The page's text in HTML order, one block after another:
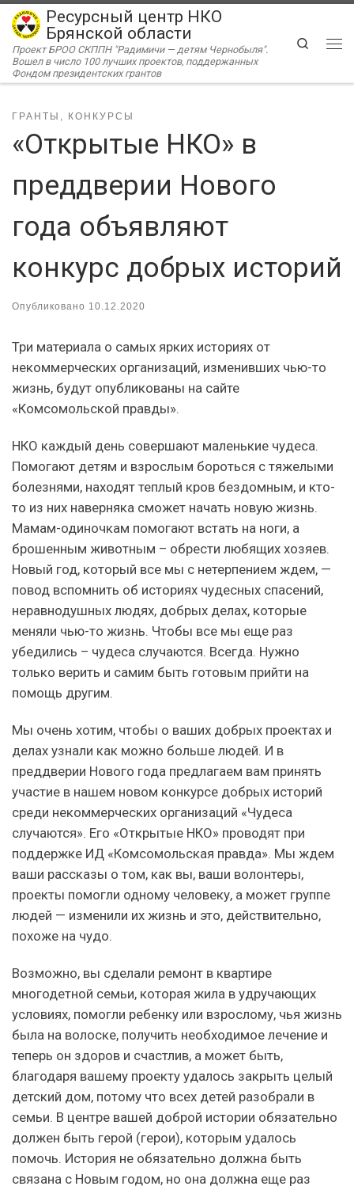
Перейти к содержимому
Ресурсный центр НКО
Брянской области
Проект БРОО СКППН "Радимичи — детям Чернобыля".
Вошел в число 100 лучших проектов, поддержанных
Фондом президентских грантов
Search
ГРАНТЫ, КОНКУРСЫ
«Открытые НКО» в
преддверии Нового
года объявляют
конкурс добрых историй
Опубликовано 10.12.2020
Три материала о самых ярких историях от
некоммерческих организаций, изменивших чью-то
жизнь, будут опубликованы на сайте
«Комсомольской правды».
НКО каждый день совершают маленькие чудеса.
Помогают детям и взрослым бороться с тяжелыми
болезнями, находят теплый кров бездомным, и кто-
то из них наверняка сможет начать новую жизнь.
Мамам-одиночкам помогают встать на ноги, а
брошенным животным – обрести любящих хозяев.
Новый год, который все мы с нетерпением ждем, —
повод вспомнить об историях чудесных спасений,
неравнодушных людях, добрых делах, которые
меняли чью-то жизнь. Чтобы все мы еще раз
убедились – чудеса случаются. Всегда. Нужно
только верить и самим быть готовым прийти на
помощь другим.
Мы очень хотим, чтобы о ваших добрых проектах и
делах узнали как можно больше людей. И в
преддверии Нового года предлагаем вам принять
участие в нашем новом конкурсе добрых историй
среди некоммерческих организаций «Чудеса
случаются». Его «Открытые НКО» проводят при
поддержке ИД «Комсомольская правда». Мы ждем
ваши рассказы о том, как вы, ваши волонтеры,
проекты помогли одному человеку, а может группе
людей — изменили их жизнь и это, действительно,
похоже на чудо.
Возможно, вы сделали ремонт в квартире
многодетной семьи, которая жила в удручающих
условиях, помогли ребенку или взрослому, чья жизнь
была на волоске, получить необходимое лечение и
теперь он здоров и счастлив, а может быть,
благодаря вашему проекту удалось закрыть целый
детский дом, потому что всех детей разобрали в
семьи. В центре вашей доброй истории обязательно
должен быть герой (герои), которым удалось
помочь. История не обязательно должна быть
связана с Новым годом, но она должна еще раз